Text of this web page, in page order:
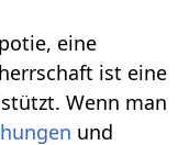
eine
ist eine
stützt. Wenn man
und